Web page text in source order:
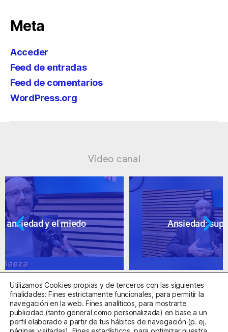
Meta
Acceder
Feed de entradas
Feed de comentarios
WordPress.org
Vídeo canal
Ansiedad: supuestos cuestionables
Centro Sanitario Autorizado con el código E08737002
Utilizamos Cookies propias y de terceros con las siguientes
finalidades: Fines estrictamente funcionales, para permitir la
navegación en la web. Fines analíticos, para mostrarte
publicidad (tanto general como personalizada) en base a un
perfil elaborado a partir de tus hábitos de navegación (p. ej.